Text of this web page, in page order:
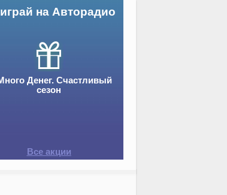
на Авторадио
Денег. Счастливый
сезон
Все акции